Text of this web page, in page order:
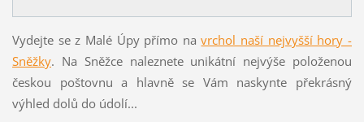
Vydejte se z Malé Úpy přímo navrchol naší nejvyšší hory -
Sněžky. Na Sněžce naleznete unikátní nejvýše položenou
českou poštovnu a hlavně se Vám naskynte překrásný
výhled dolů do údolí...